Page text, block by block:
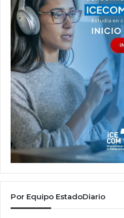
Por Equipo EstadoDiario